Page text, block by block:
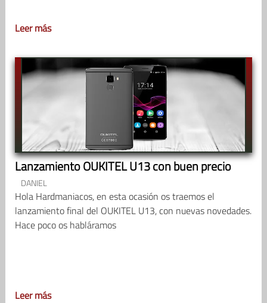
Leer más
Lanzamiento OUKITEL U13 con buen precio
DANIEL
Hola Hardmaniacos, en esta ocasión os traemos el
lanzamiento final del OUKITEL U13, con nuevas novedades.
Hace poco os habláramos
Leer más